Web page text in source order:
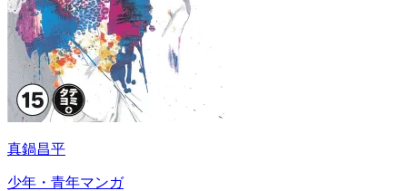
真鍋昌平
少年・青年マンガ